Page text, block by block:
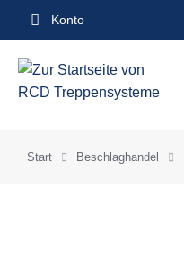
springenKonto
Sie befinden sich hier:
Start Beschlaghandel